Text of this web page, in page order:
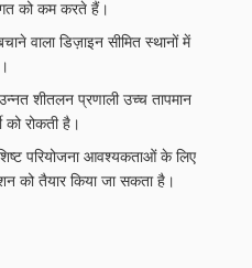
को कम करते हैं।
वाला डिज़ाइन सीमित स्थानों में
शीतलन प्रणाली उच्च तापमान
को रोकती है।
परियोजना आवश्यकताओं के लिए
को तैयार किया जा सकता है।